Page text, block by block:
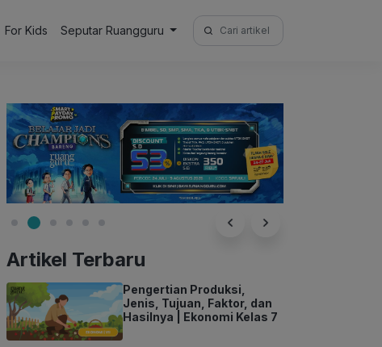
For Kids Seputar Ruangguru
Search
for:
Artikel Terbaru
Pengertian Produksi,
Jenis, Tujuan, Faktor, dan
Hasilnya | Ekonomi Kelas 7